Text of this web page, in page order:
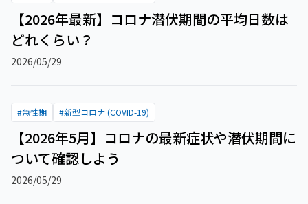
【2026年最新】コロナ潜伏期間の平均日数は
どれくらい？
2026/05/29
#急性期 #新型コロナ (COVID-19)
【2026年5月】コロナの最新症状や潜伏期間に
ついて確認しよう
2026/05/29